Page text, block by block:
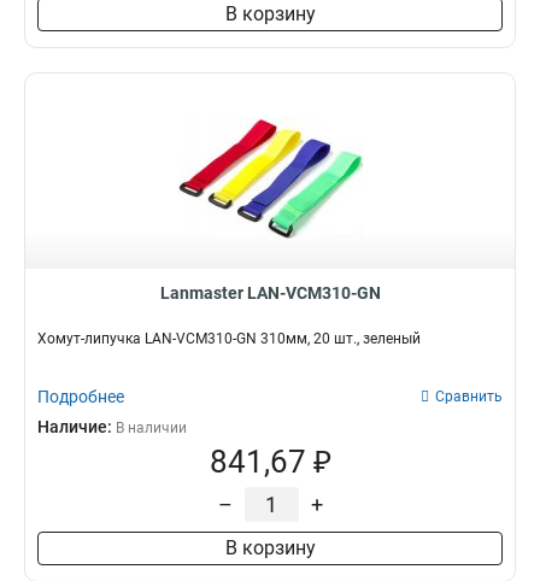
В корзину
Lanmaster LAN-VCM310-GN
Хомут-липучка LAN-VCM310-GN 310мм, 20 шт., зеленый
Подробнее Сравнить
Наличие: В наличии
841,67 ₽
– +
В корзину